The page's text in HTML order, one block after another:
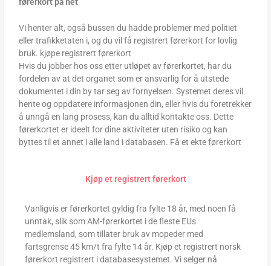
førerkort på net
Vi henter alt, også bussen du hadde problemer med politiet
eller trafikketaten i, og du vil få registrert førerkort for lovlig
bruk. kjøpe registrert førerkort
Hvis du jobber hos oss etter utløpet av førerkortet, har du
fordelen av at det organet som er ansvarlig for å utstede
dokumentet i din by tar seg av fornyelsen. Systemet deres vil
hente og oppdatere informasjonen din, eller hvis du foretrekker
å unngå en lang prosess, kan du alltid kontakte oss. Dette
førerkortet er ideelt for dine aktiviteter uten risiko og kan
byttes til et annet i alle land i databasen. Få et ekte førerkort
Kjøp et registrert førerkort
Vanligvis er førerkortet gyldig fra fylte 18 år, med noen få
unntak, slik som AM-førerkortet i de fleste EUs
medlemsland, som tillater bruk av mopeder med
fartsgrense 45 km/t fra fylte 14 år. Kjøp et registrert norsk
førerkort registrert i databasesystemet. Vi selger nå